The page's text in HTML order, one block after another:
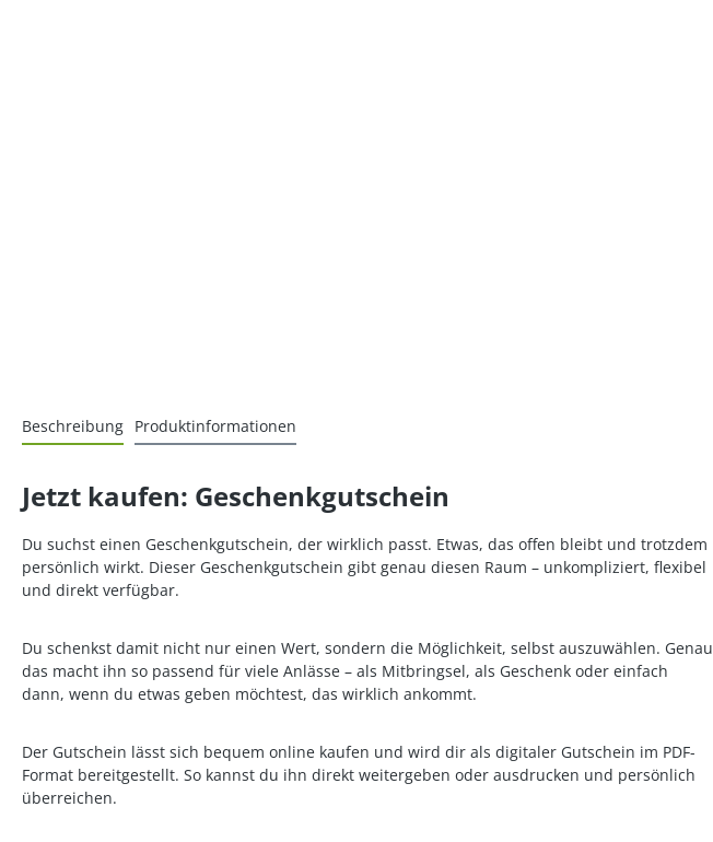
Beschreibung Produktinformationen
Jetzt kaufen: Geschenkgutschein
Du suchst einen Geschenkgutschein, der wirklich passt. Etwas, das offen bleibt und trotzdem
persönlich wirkt. Dieser Geschenkgutschein gibt genau diesen Raum – unkompliziert, flexibel
und direkt verfügbar.
Du schenkst damit nicht nur einen Wert, sondern die Möglichkeit, selbst auszuwählen. Genau
das macht ihn so passend für viele Anlässe – als Mitbringsel, als Geschenk oder einfach
dann, wenn du etwas geben möchtest, das wirklich ankommt.
Der Gutschein lässt sich bequem online kaufen und wird dir als digitaler Gutschein im PDF-
Format bereitgestellt. So kannst du ihn direkt weitergeben oder ausdrucken und persönlich
überreichen.